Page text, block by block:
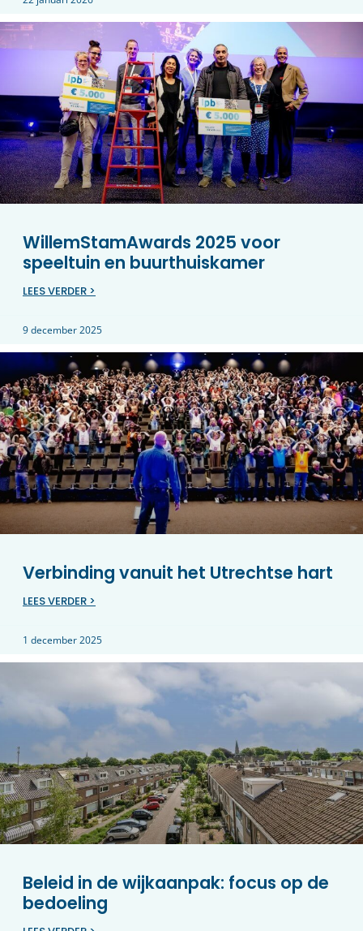
WillemStamAwards 2025 voor
speeltuin en buurthuiskamer
LEES VERDER >
9 december 2025
Verbinding vanuit het Utrechtse hart
LEES VERDER >
1 december 2025
Beleid in de wijkaanpak: focus op de
bedoeling